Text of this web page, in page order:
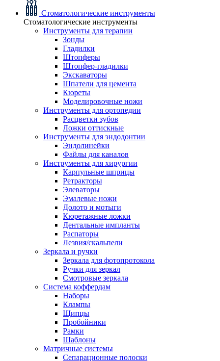
Стоматологические инструменты
Стоматологические инструменты
Инструменты для терапии
Зонды
Гладилки
Штопферы
Штопфер-гладилки
Экскаваторы
Шпатели для цемента
Кюреты
Моделировочные ножи
Инструменты для ортопедии
Расцветки зубов
Ложки оттискные
Инструменты для эндодонтии
Эндолинейки
Файлы для каналов
Инструменты для хирургии
Карпульные шприцы
Ретракторы
Элеваторы
Эмалевые ножи
Долото и мотыги
Кюретажные ложки
Дентальные импланты
Распаторы
Лезвия/скальпели
Зеркала и ручки
Зеркала для фотопротокола
Ручки для зеркал
Смотровые зеркала
Система коффердам
Наборы
Клампы
Щипцы
Пробойники
Рамки
Шаблоны
Матричные системы
Сепарационные полоски